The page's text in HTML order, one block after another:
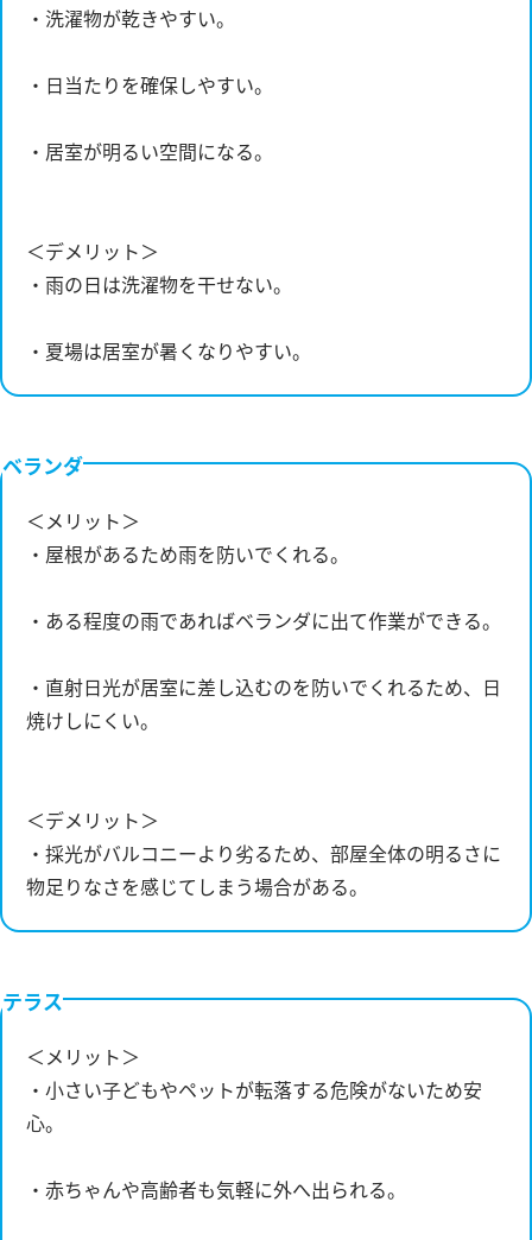
・洗濯物が乾きやすい。
・日当たりを確保しやすい。
・居室が明るい空間になる。
＜デメリット＞
・雨の日は洗濯物を干せない。
・夏場は居室が暑くなりやすい。
ベランダ
＜メリット＞
・屋根があるため雨を防いでくれる。
・ある程度の雨であればベランダに出て作業ができる。
・直射日光が居室に差し込むのを防いでくれるため、日
焼けしにくい。
＜デメリット＞
・採光がバルコニーより劣るため、部屋全体の明るさに
物足りなさを感じてしまう場合がある。
テラス
＜メリット＞
・小さい子どもやペットが転落する危険がないため安
心。
・赤ちゃんや高齢者も気軽に外へ出られる。